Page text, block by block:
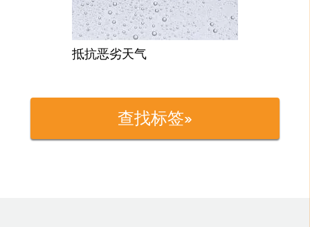
抵抗恶劣天气
查找标签»